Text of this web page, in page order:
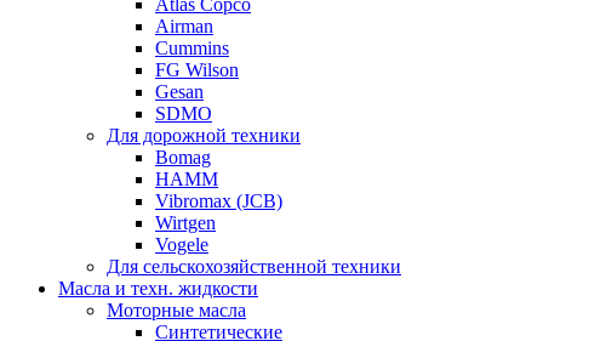
Airman
Cummins
FG Wilson
Gesan
SDMO
Для дорожной техники
Bomag
HAMM
Vibromax (JCB)
Wirtgen
Vogele
Для сельскохозяйственной техники
Масла и техн. жидкости
Моторные масла
Синтетические